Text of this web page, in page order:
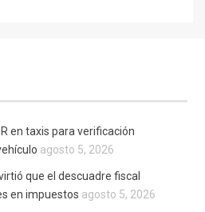
en taxis para verificación
agosto 5, 2026
que el descuadre fiscal
en impuestos agosto 5, 2026